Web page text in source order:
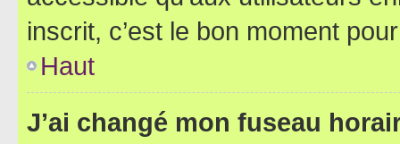
inscrit, c’est le bon moment
Haut
J’ai changé mon fuseau